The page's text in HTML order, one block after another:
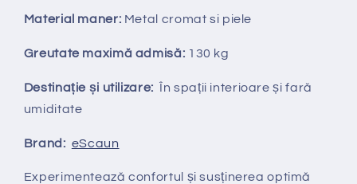
Material maner: Metal cromat si piele
Greutate maximă admisă: 130 kg
Destinație și utilizare: În spații interioare și fară
umiditate
Brand: eScaun
Experimentează confortul și susținerea optimă